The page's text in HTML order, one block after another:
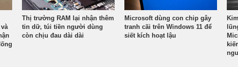
Thị trường RAM lại nhận thêm
tin dữ, túi tiền người dùng
còn chịu đau dài dài
Microsoft dùng con chip gây
tranh cãi trên Windows 11 để
siết kích hoạt lậu